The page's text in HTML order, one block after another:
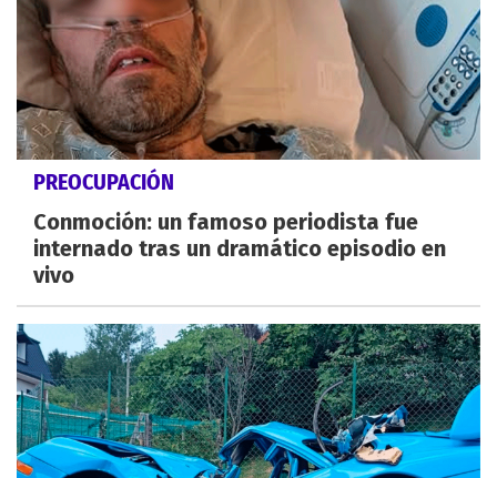
PREOCUPACIÓN
Conmoción: un famoso periodista fue
internado tras un dramático episodio en
vivo